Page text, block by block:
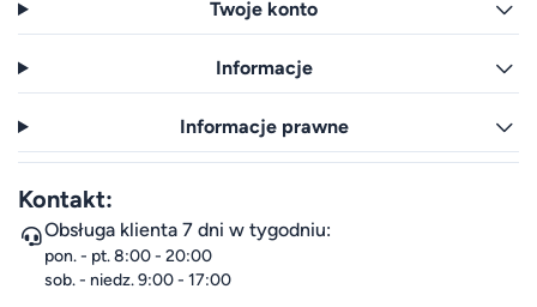
Twoje konto
Informacje
Informacje prawne
Kontakt:
Obsługa klienta 7 dni w tygodniu:
pon. - pt. 8:00 - 20:00
sob. - niedz. 9:00 - 17:00